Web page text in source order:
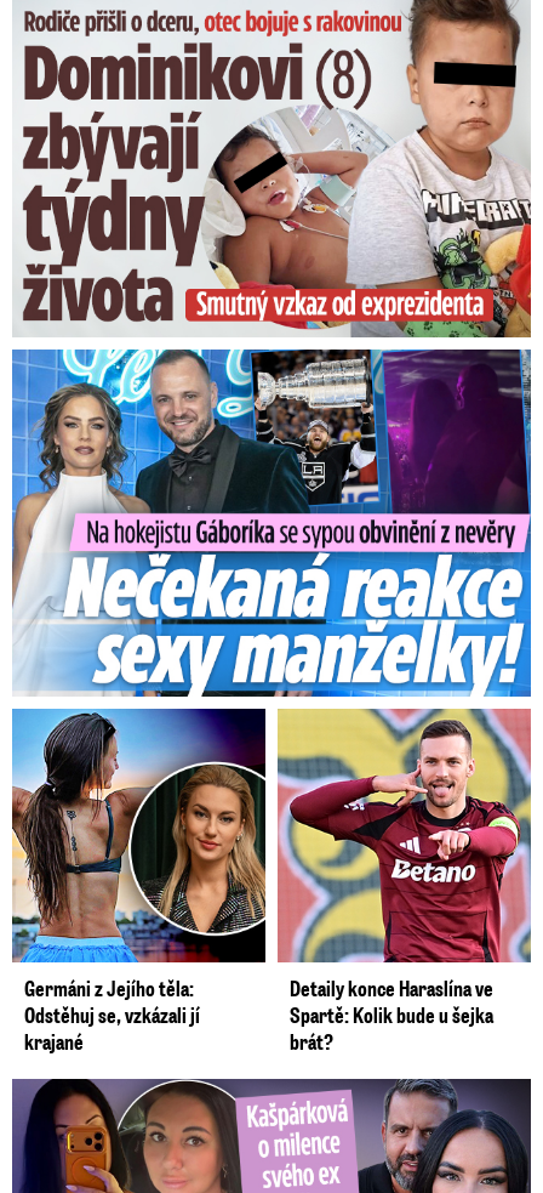
Dominikovi (8) zbývají týdny života: Vzkaz od exprezidenta
Na Gáboríka se sypou obvinění z nevěry: Reakce manželky!
Germáni z Jejího těla:
Odstěhuj se, vzkázali jí
krajané
Detaily konce Haraslína ve
Spartě: Kolik bude u šejka
brát?
Kašpárková o milence svého ex Radka: Kopie z Wishe!